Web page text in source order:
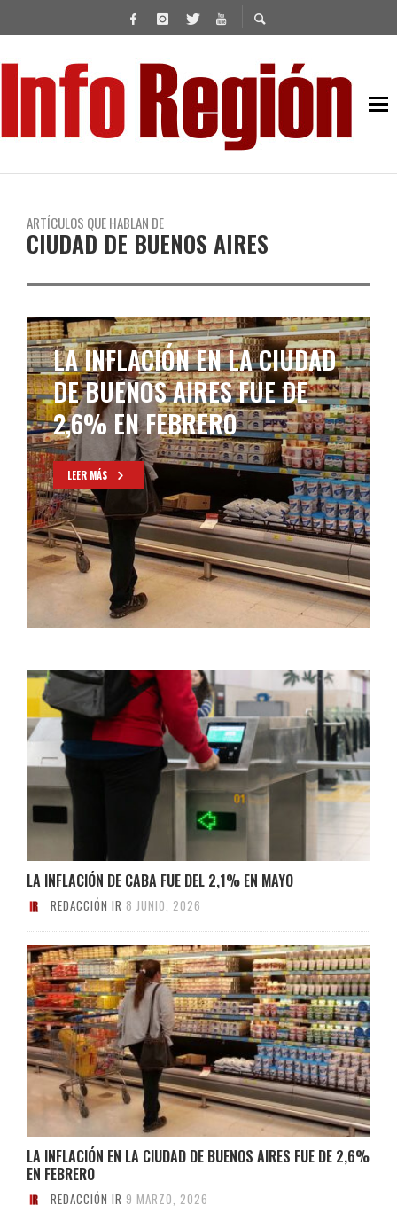
ARTÍCULOS QUE HABLAN DE
CIUDAD DE BUENOS AIRES
SE ACELERÓ LA INFLACIÓN
EN CABA: 2,7% EN
DICIEMBRE
LEER MÁS
LA INFLACIÓN DE CABA FUE DEL 2,1% EN MAYO
REDACCIÓN IR 8 JUNIO, 2026
LA INFLACIÓN EN LA CIUDAD DE BUENOS AIRES FUE DE 2,6%
EN FEBRERO
REDACCIÓN IR 9 MARZO, 2026